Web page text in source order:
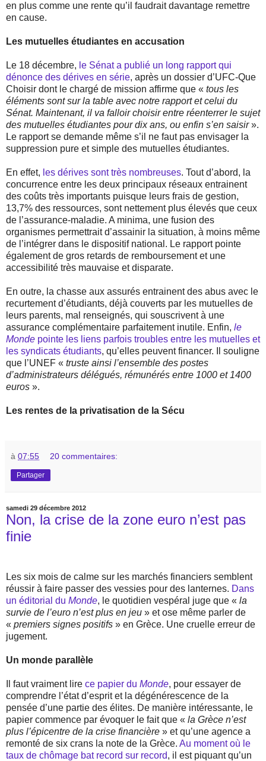
en plus comme une rente qu’il faudrait davantage remettre
en cause.
Les mutuelles étudiantes en accusation
Le 18 décembre, le Sénat a publié un long rapport qui
dénonce des dérives en série, après un dossier d’UFC-Que
Choisir dont le chargé de mission affirme que « tous les
éléments sont sur la table avec notre rapport et celui du
Sénat. Maintenant, il va falloir choisir entre réenterrer le sujet
des mutuelles étudiantes pour dix ans, ou enfin s’en saisir».
Le rapport se demande même s’il ne faut pas envisager la
suppression pure et simple des mutuelles étudiantes.
En effet, les dérives sont très nombreuses. Tout d’abord, la
concurrence entre les deux principaux réseaux entrainent
des coûts très importants puisque leurs frais de gestion,
13,7% des ressources, sont nettement plus élevés que ceux
de l’assurance-maladie. A minima, une fusion des
organismes permettrait d’assainir la situation, à moins même
de l’intégrer dans le dispositif national. Le rapport pointe
également de gros retards de remboursement et une
accessibilité très mauvaise et disparate.
En outre, la chasse aux assurés entrainent des abus avec le
recurtement d’étudiants, déjà couverts par les mutuelles de
leurs parents, mal renseignés, qui souscrivent à une
assurance complémentaire parfaitement inutile. Enfin, le
Monde pointe les liens parfois troubles entre les mutuelles et
les syndicats étudiants, qu’elles peuvent financer. Il souligne
que l’UNEF « truste ainsi l’ensemble des postes
d’administrateurs délégués, rémunérés entre 1000 et 1400
euros ».
Les rentes de la privatisation de la Sécu
à 07:55 20 commentaires:
Partager
samedi 29 décembre 2012
Non, la crise de la zone euro n’est pas
finie
Les six mois de calme sur les marchés financiers semblent
réussir à faire passer des vessies pour des lanternes. Dans
un éditorial du Monde, le quotidien vespéral juge que « la
survie de l’euro n’est plus en jeu » et ose même parler de
« premiers signes positifs » en Grèce. Une cruelle erreur de
jugement.
Un monde parallèle
Il faut vraiment lire ce papier du Monde, pour essayer de
comprendre l’état d’esprit et la dégénérescence de la
pensée d’une partie des élites. De manière intéressante, le
papier commence par évoquer le fait que « la Grèce n’est
plus l’épicentre de la crise financière » et qu’une agence a
remonté de six crans la note de la Grèce. Au moment où le
taux de chômage bat record sur record, il est piquant qu’un